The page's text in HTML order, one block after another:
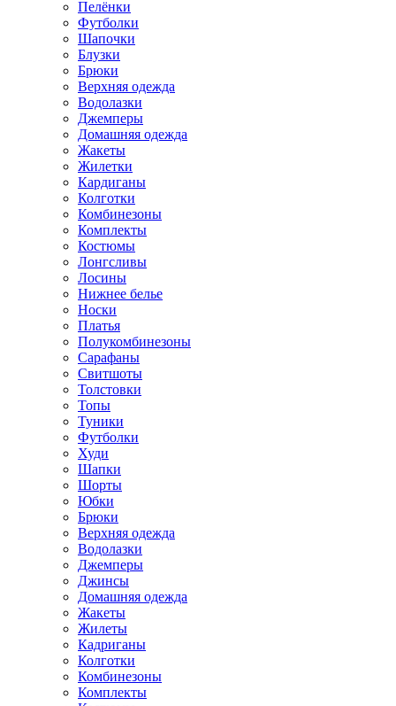
Пелёнки
Футболки
Шапочки
Блузки
Брюки
Верхняя одежда
Водолазки
Джемперы
Домашняя одежда
Жакеты
Жилетки
Кардиганы
Колготки
Комбинезоны
Комплекты
Костюмы
Лонгсливы
Лосины
Нижнее белье
Носки
Платья
Полукомбинезоны
Сарафаны
Свитшоты
Толстовки
Топы
Туники
Футболки
Худи
Шапки
Шорты
Юбки
Брюки
Верхняя одежда
Водолазки
Джемперы
Джинсы
Домашняя одежда
Жакеты
Жилеты
Кадриганы
Колготки
Комбинезоны
Комплекты